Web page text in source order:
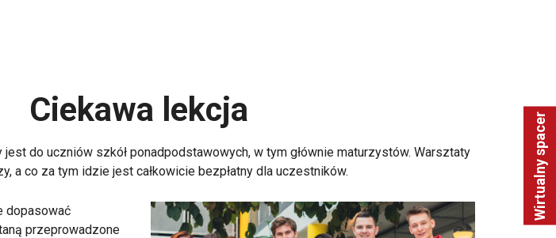
Wirtualny spacer
Ciekawa lekcja
do uczniów szkół ponadpodstawowych, w tym głównie maturzystów. Warsztaty
a co za tym idzie jest całkowicie bezpłatny dla uczestników.
dopasować
przeprowadzone